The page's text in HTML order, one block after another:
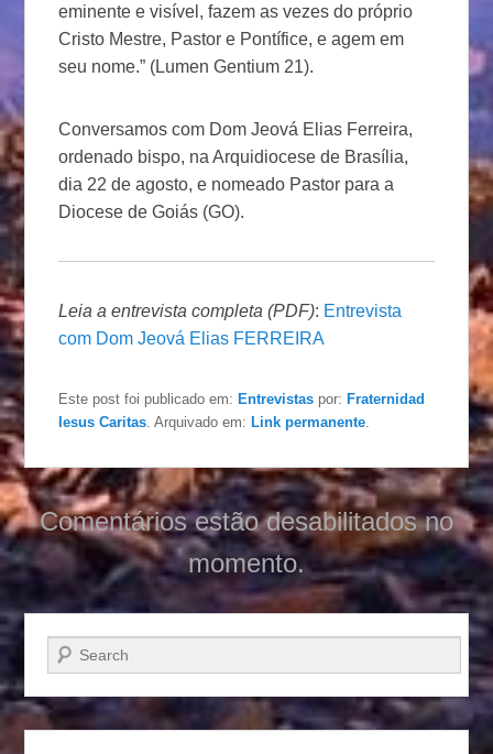
eminente e visível, fazem as vezes do próprio
Cristo Mestre, Pastor e Pontífice, e agem em
seu nome.” (Lumen Gentium 21).
Conversamos com Dom Jeová Elias Ferreira,
ordenado bispo, na Arquidiocese de Brasília,
dia 22 de agosto, e nomeado Pastor para a
Diocese de Goiás (GO).
Leia a entrevista completa (PDF): Entrevista
com Dom Jeová Elias FERREIRA
Este post foi publicado em:Entrevistas por:Fraternidad
Iesus Caritas . Arquivado em:Link permanente
Comentários estão desabilitados no
momento.
Pesquisar…